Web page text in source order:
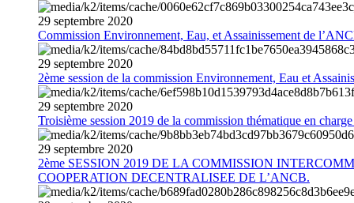
29 septembre 2020
Commission Environnement, Eau, et Assainissement de
29 septembre 2020
2ème session de la commission Environnement, Eau et
29 septembre 2020
Troisième session 2019 de la commission thématique en
29 septembre 2020
2ème SESSION 2019 DE LA COMMISSION
COOPERATION DECENTRALISEE DE L’ANCB.